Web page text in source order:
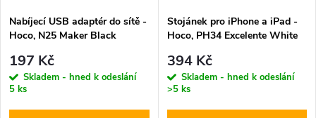
Nabíjecí USB adaptér do sítě -
Hoco, N25 Maker Black
197 Kč
Skladem - hned k odeslání
5 ks
Stojánek pro iPhone a iPad -
Hoco, PH34 Excelente White
394 Kč
Skladem - hned k odeslání
>5 ks